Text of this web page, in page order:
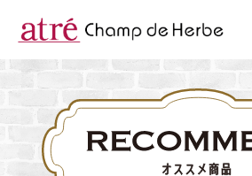
About
コンセプト
BrandList